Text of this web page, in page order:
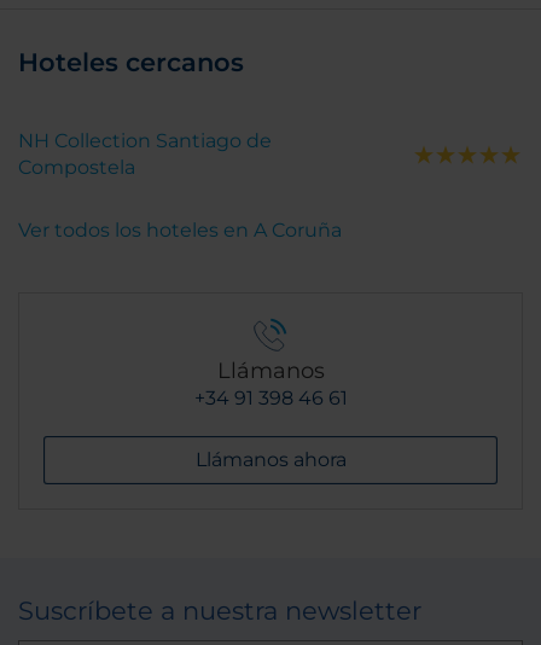
Hoteles cercanos
NH Collection Santiago de
Compostela
Ver todos los hoteles en A Coruña
Llámanos
+34 91 398 46 61
Llámanos ahora
Suscríbete a nuestra newsletter